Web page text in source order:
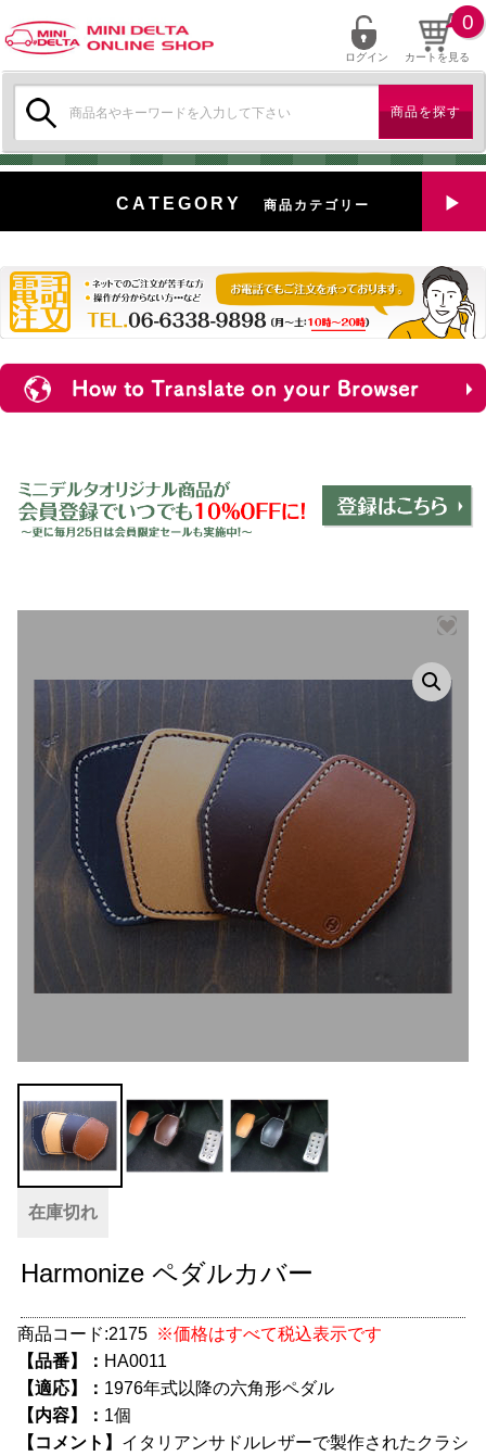
ログイン カートを見る
0
索:
CATEGORY 商品カテゴリー
特選中古車
対象商品
新入荷
ミニデルタオリジナルパーツ
＋
エクステリア
サスペンション・ブレーキ
タイヤ・ホイール
レーシングパーツ
メンテナンス・工具ツール
グッズ
お得なセット商品
チームマルヤマ
デルタ秘蔵のレーシングコレクション
中古パーツ/在庫限り
便利アイテム
BMW MINI
在庫切れ
Harmonize ペダルカバー
商品コード:2175 ※価格はすべて税込表示です
【品番】： HA0011
【適応】： 1976年式以降の六角形ペダル
【内容】： 1個
【コメント】 イタリアンサドルレザーで製作されたクラシ